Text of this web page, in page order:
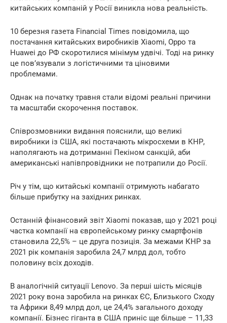
китайських компаній у Росії виникла нова реальність.
10 березня газета Financial Times повідомила, що
постачання китайських виробників Xiaomi, Oppo та
Huawei до РФ скоротилися мінімум удвічі. Тоді на ринку
це пов’язували з логістичними та ціновими
проблемами.
Однак на початку травня стали відомі реальні причини
та масштаби скорочення поставок.
Співрозмовники видання пояснили, що великі
виробники із США, які постачають мікросхеми в КНР,
наполягають на дотриманні Пекіном санкцій, аби
американські напівпровідники не потрапили до Росії.
Річ у тім, що китайські компанії отримують набагато
більше прибутку на західних ринках.
Останній фінансовий звіт Xiaomi показав, що у 2021 році
частка компанії на європейському ринку смартфонів
становила 22,5% – це друга позиція. За межами КНР за
2021 рік компанія заробила 24,7 млрд дол, тобто
половину всіх доходів.
В аналогічній ситуації Lenovo. За перші шість місяців
2021 року вона заробила на ринках ЄС, Близького Сходу
та Африки 8,49 млрд дол, це 24,4% загального доходу
компанії. Бізнес гіганта в США приніс ще більше – 11,33